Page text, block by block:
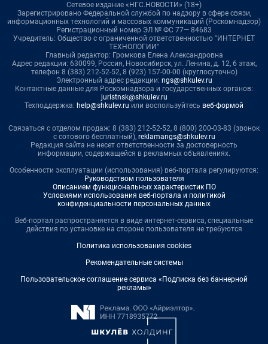
Сетевое издание «НГС.НОВОСТИ» (18+)
Зарегистрировано Федеральной службой по надзору в сфере связи,
информационных технологий и массовых коммуникаций (Роскомнадзор)
Регистрационный номер ЭЛ № ФС 77— 84683
Учредитель: Общество с ограниченной ответственностью "ИНТЕРНЕТ
ТЕХНОЛОГИИ"
Главный редактор: Громкова Елена Александровна
Адрес редакции: 630099, Россия, Новосибирск, ул. Ленина, д. 12, 6 этаж,
телефон 8 (383) 212-52-52, 8 (923) 157-00-00 (круглосуточно)
Электронный адрес редакции: ngs@shkulev.ru
Контактные данные для Роскомнадзора и государственных органов:
juristnsk@shkulev.ru
Техподдержка: help@shkulev.ru или воспользуйтесь веб-формой
Связаться с отделом продаж: 8 (383) 212-52-52, 8 (800) 200-03-83 (звонок
с сотового бесплатный), reklamangs@shkulev.ru
Редакция сайта не несет ответственности за достоверность
информации, содержащейся в рекламных объявлениях.
Особенности эксплуатации (использования) веб-портала регулируются:
Руководством пользователя
Описанием функциональных характеристик ПО
Условиями использования веб-портала и политикой
конфиденциальности персональных данных
Веб-портал распространяется в виде интернет-сервиса, специальные
действия по установке на стороне пользователя не требуются
Политика использования cookies
Рекомендательные системы
Пользовательское соглашение сервиса «Подписка без баннерной
рекламы»